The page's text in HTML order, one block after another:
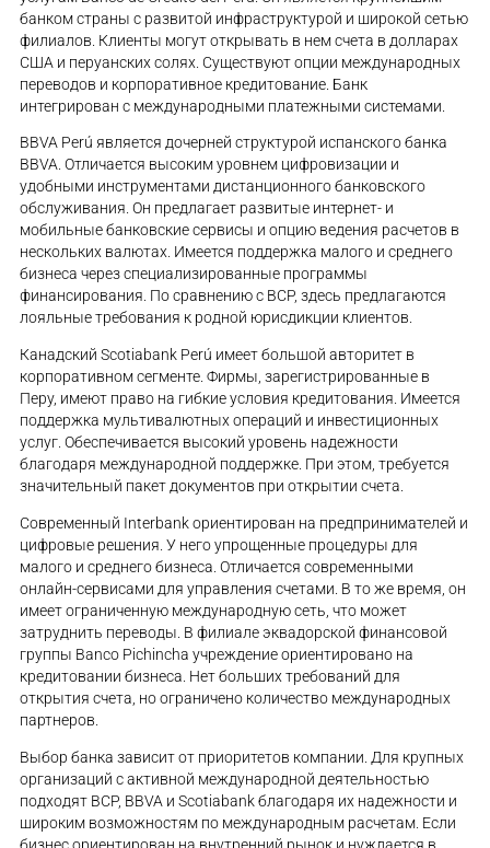
банком страны с развитой инфраструктурой и широкой сетью
филиалов. Клиенты могут открывать в нем счета в долларах
США и перуанских солях. Существуют опции международных
переводов и корпоративное кредитование. Банк
интегрирован с международными платежными системами.
BBVA Perú является дочерней структурой испанского банка
BBVA. Отличается высоким уровнем цифровизации и
удобными инструментами дистанционного банковского
обслуживания. Он предлагает развитые интернет- и
мобильные банковские сервисы и опцию ведения расчетов в
нескольких валютах. Имеется поддержка малого и среднего
бизнеса через специализированные программы
финансирования. По сравнению с BCP, здесь предлагаются
лояльные требования к родной юрисдикции клиентов.
Канадский Scotiabank Perú имеет большой авторитет в
корпоративном сегменте. Фирмы, зарегистрированные в
Перу, имеют право на гибкие условия кредитования. Имеется
поддержка мультивалютных операций и инвестиционных
услуг. Обеспечивается высокий уровень надежности
благодаря международной поддержке. При этом, требуется
значительный пакет документов при открытии счета.
Современный Interbank ориентирован на предпринимателей и
цифровые решения. У него упрощенные процедуры для
малого и среднего бизнеса. Отличается современными
онлайн-сервисами для управления счетами. В то же время, он
имеет ограниченную международную сеть, что может
затруднить переводы. В филиале эквадорской финансовой
группы Banco Pichincha учреждение ориентировано на
кредитовании бизнеса. Нет больших требований для
открытия счета, но ограничено количество международных
партнеров.
Выбор банка зависит от приоритетов компании. Для крупных
организаций с активной международной деятельностью
подходят BCP, BBVA и Scotiabank благодаря их надежности и
широким возможностям по международным расчетам. Если